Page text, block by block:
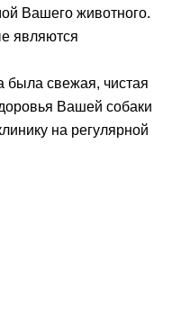
Вашего животного.
являются
была свежая, чистая
Вашей собаки
на регулярной